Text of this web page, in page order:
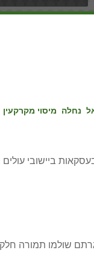
נחלה מיסוי מקרקעין
בהתאם להחלטות המועצה 574 על כלל תיקוניה או 849,